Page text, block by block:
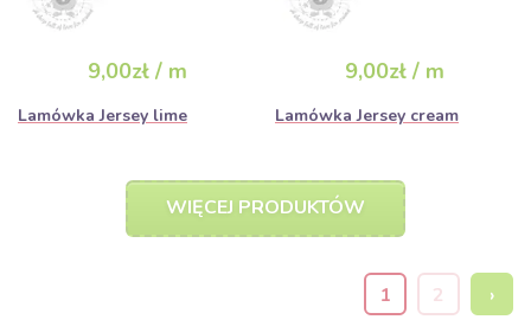
9,00zł / m
Lamówka Jersey lime
9,00zł / m
Lamówka Jersey cream
WIĘCEJ PRODUKTÓW
1 2 ›